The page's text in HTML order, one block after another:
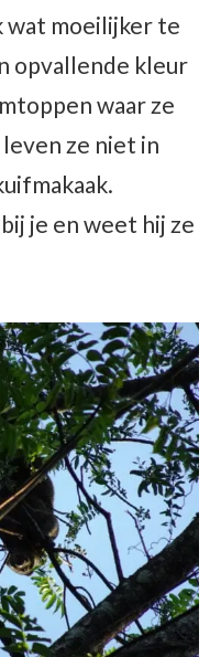
wat moeilijker te
opvallende kleur
waar ze
ze niet in
je en weet hij ze